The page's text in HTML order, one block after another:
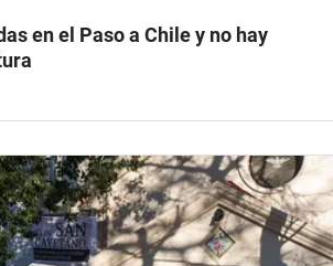
en el Paso a Chile y no hay